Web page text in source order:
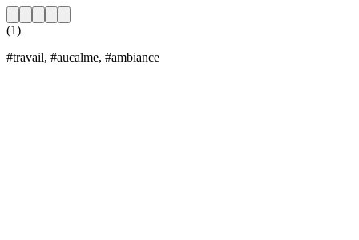
(1)
#travail, #aucalme, #ambiance